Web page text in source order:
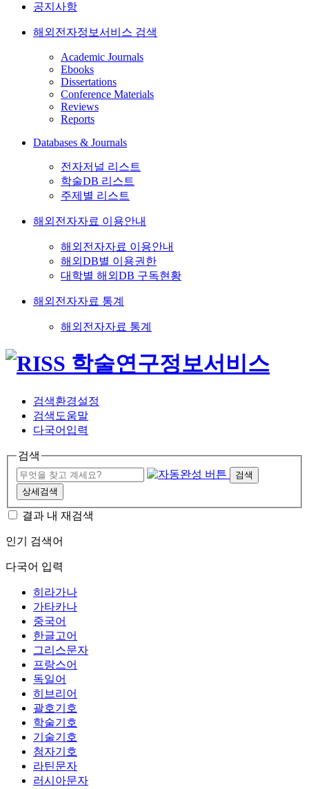
공지사항
해외전자정보서비스 검색
Academic Journals
Ebooks
Dissertations
Conference Materials
Reviews
Reports
Databases & Journals
전자저널 리스트
학술DB 리스트
주제별 리스트
해외전자자료 이용안내
해외전자자료 이용안내
해외DB별 이용권한
대학별 해외DB 구독현황
해외전자자료 통계
해외전자자료 통계
검색환경설정
검색도움말
다국어입력
검색
검색
상세검색
결과 내 재검색
인기 검색어
다국어 입력
히라가나
가타카나
중국어
한글고어
그리스문자
프랑스어
독일어
히브리어
괄호기호
학술기호
기술기호
첨자기호
라틴문자
러시아문자